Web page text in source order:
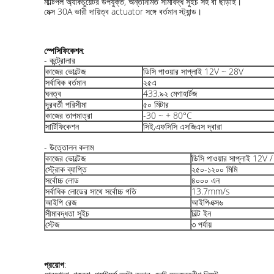
মেক্স 30A ভারী দায়িত্ব actuator সঙ্গে বর্তমান স্ট্যান্ড।
স্পেসিফিকেশন:
- কন্ট্রোলার
কাজের ভোল্টেজ
ডিসি পাওয়ার সাপ্লাই 12V ~ 28V
সর্বাধিক বর্তমান
২৫এ
ঘনত্ব
433.৯২ মেগাহার্টজ
দূরবর্তী পরিসীমা
৫০ মিটার
কাজের তাপমাত্রা
-30 ~ + 80°C
সার্টিফিকেশন
সিই,এফসিসি এসজিএস দ্বারা
- উত্তোলন কলাম
কাজের ভোল্টেজ
ডিসি পাওয়ার সাপ্লাই 12V
স্ট্রোক ব্যাপ্তি
২৫০-১২০০ মিমি
সর্বোচ্চ লোড
৪০০০ এন
সর্বাধিক লোডের সাথে সর্বোচ্চ গতি
13.7mm/s
আইপি রেজ
আইপিএক্স৬
সীমাবদ্ধতা সুইচ
বিল্ট ইন
স্টেজ
৩ পর্যায়
প্রয়োগ: